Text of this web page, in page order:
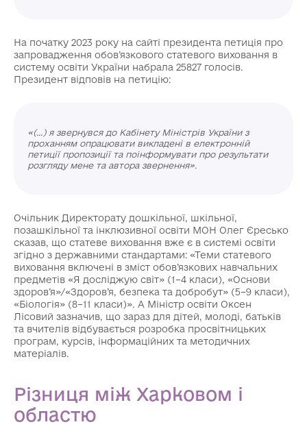
На початку 2023 року на сайті президента петиція про
запровадження обов’язкового статевого виховання в
систему освіти України набрала 25827 голосів.
Президент відповів на петицію:
«(...) я звернувся до Кабінету Міністрів України з
проханням опрацювати викладені в електронній
петиції пропозиції та поінформувати про результати
розгляду мене та автора звернення».
Очільник Директорату дошкільної, шкільної,
позашкільної та інклюзивної освіти МОН Олег Єресько
сказав, що статеве виховання вже є в системі освіти
згідно з державними стандартами: «Теми статевого
виховання включені в зміст обов’язкових навчальних
предметів «Я досліджую світ» (1–4 класи), «Основи
здоров’я»/«Здоров’я, безпека та добробут» (5–9 класи),
«Біологія» (8–11 класи)». А Міністр освіти Оксен
Лісовий зазначив, що зараз для дітей, молоді, батьків
та вчителів відбувається розробка просвітницьких
програм, курсів, інформаційних та методичних
матеріалів.
Різниця між Харковом і
областю